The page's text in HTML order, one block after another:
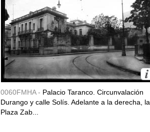
0060FMHA - Palacio Taranco. Circunvalación
Durango y calle Solís. Adelante a la derecha, la
Plaza Zab...